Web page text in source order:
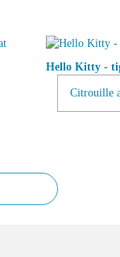
Hello Kitty -
Citrouille